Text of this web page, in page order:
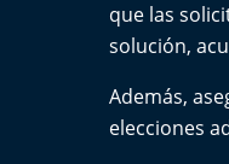
que las
solución,
Además,
elecciones